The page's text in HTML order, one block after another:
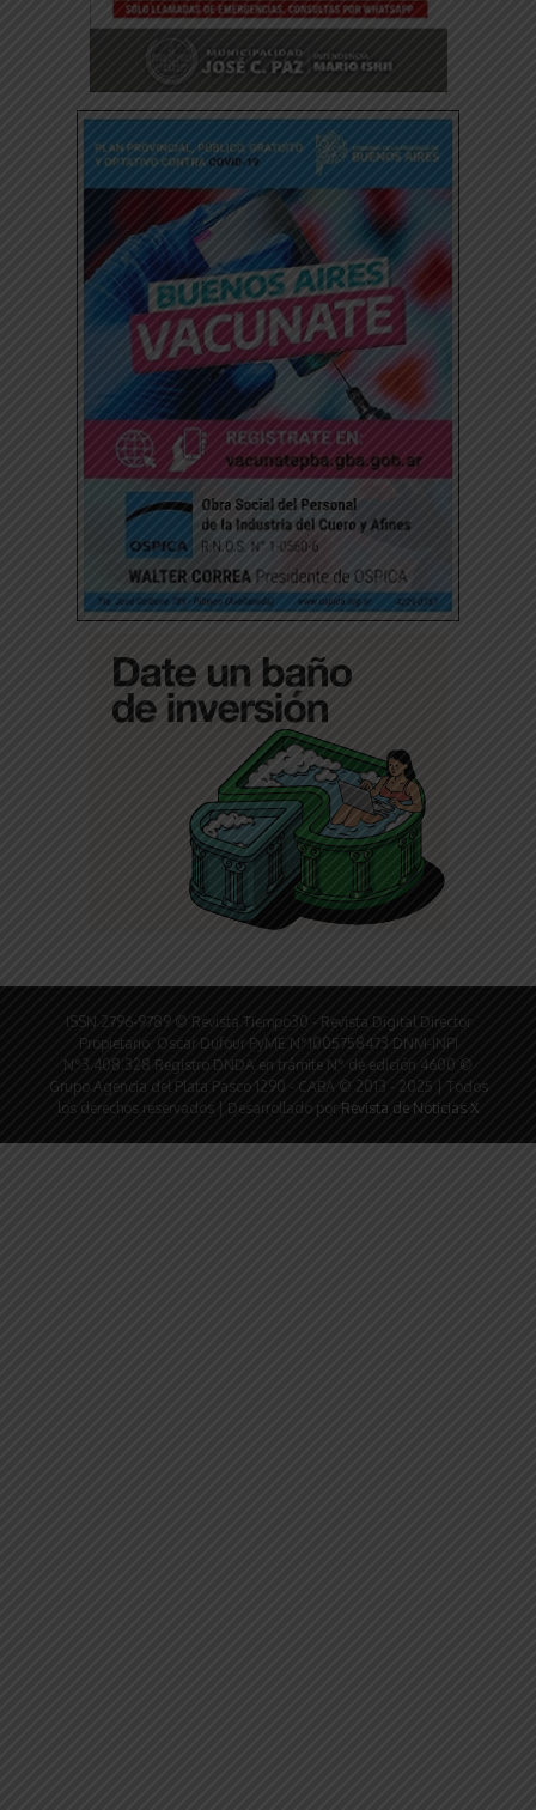
ISSN 2796-9789 © Revista Tiempo30 - Revista Digital Director
Propietario: Oscar Dufour PyME N°1005758473 DNM-INPI
N°3.408.328 Registro DNDA en trámite N° de edición 4600 ©
Grupo Agencia del Plata Pasco 1290 - CABA © 2013 - 2025 | Todos
los derechos reservados | Desarrollado por Revista de Noticias X